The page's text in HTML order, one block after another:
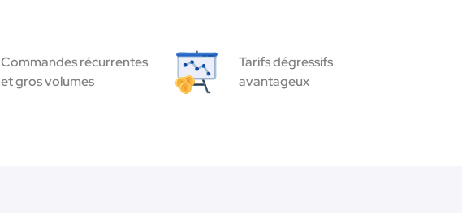
Commandes récurrentes
et gros volumes
Tarifs dégressifs
avantageux